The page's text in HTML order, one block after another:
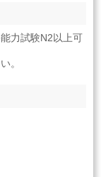
力試験N2以上可
。